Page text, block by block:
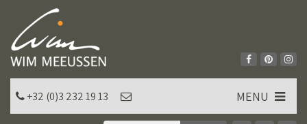
+32 (0)3 232 19 13 MENU